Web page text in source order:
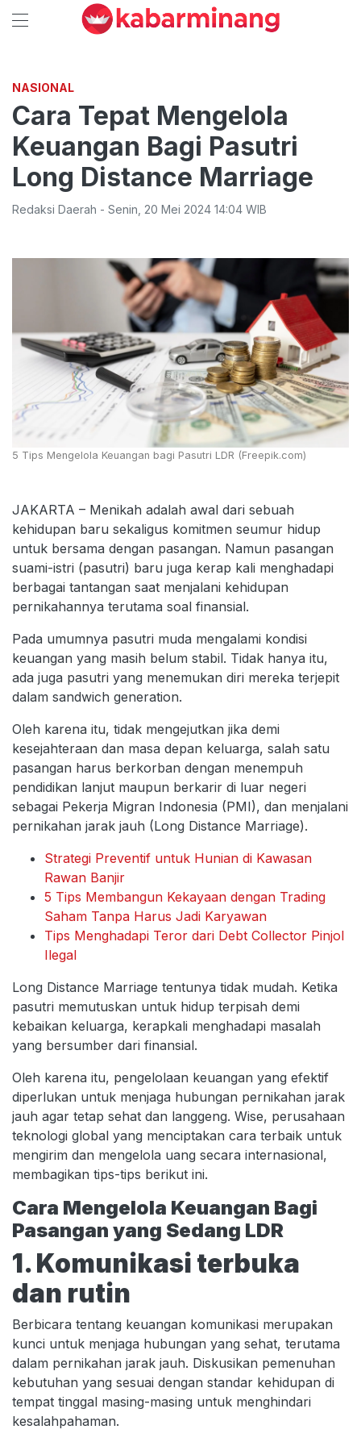
NASIONAL
Cara Tepat Mengelola
Keuangan Bagi Pasutri
Long Distance Marriage
Redaksi Daerah - Senin 20 Mei 2024 14:04 WIB
5 Tips Mengelola Keuangan bagi Pasutri LDR (Freepik.com)
JAKARTA – Menikah adalah awal dari sebuah
kehidupan baru sekaligus komitmen seumur hidup
untuk bersama dengan pasangan. Namun pasangan
suami-istri (pasutri) baru juga kerap kali menghadapi
berbagai tantangan saat menjalani kehidupan
pernikahannya terutama soal finansial.
Pada umumnya pasutri muda mengalami kondisi
keuangan yang masih belum stabil. Tidak hanya itu,
ada juga pasutri yang menemukan diri mereka terjepit
dalam sandwich generation.
Oleh karena itu, tidak mengejutkan jika demi
kesejahteraan dan masa depan keluarga, salah satu
pasangan harus berkorban dengan menempuh
pendidikan lanjut maupun berkarir di luar negeri
sebagai Pekerja Migran Indonesia (PMI), dan menjalani
pernikahan jarak jauh (Long Distance Marriage).
Strategi Preventif untuk Hunian di Kawasan
Rawan Banjir
5 Tips Membangun Kekayaan dengan Trading
Saham Tanpa Harus Jadi Karyawan
Tips Menghadapi Teror dari Debt Collector Pinjol
Ilegal
Long Distance Marriage tentunya tidak mudah. Ketika
pasutri memutuskan untuk hidup terpisah demi
kebaikan keluarga, kerapkali menghadapi masalah
yang bersumber dari finansial.
Oleh karena itu, pengelolaan keuangan yang efektif
diperlukan untuk menjaga hubungan pernikahan jarak
jauh agar tetap sehat dan langgeng. Wise, perusahaan
teknologi global yang menciptakan cara terbaik untuk
mengirim dan mengelola uang secara internasional,
membagikan tips-tips berikut ini.
Cara Mengelola Keuangan Bagi
Pasangan yang Sedang LDR
1. Komunikasi terbuka
dan rutin
Berbicara tentang keuangan komunikasi merupakan
kunci untuk menjaga hubungan yang sehat, terutama
dalam pernikahan jarak jauh. Diskusikan pemenuhan
kebutuhan yang sesuai dengan standar kehidupan di
tempat tinggal masing-masing untuk menghindari
kesalahpahaman.